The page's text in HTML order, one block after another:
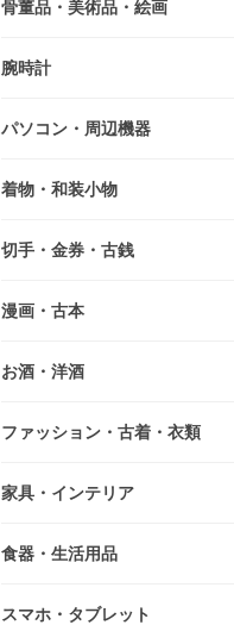
骨董品・美術品・絵画
腕時計
パソコン・周辺機器
着物・和装小物
切手・金券・古銭
漫画・古本
お酒・洋酒
ファッション・古着・衣類
家具・インテリア
食器・生活用品
スマホ・タブレット